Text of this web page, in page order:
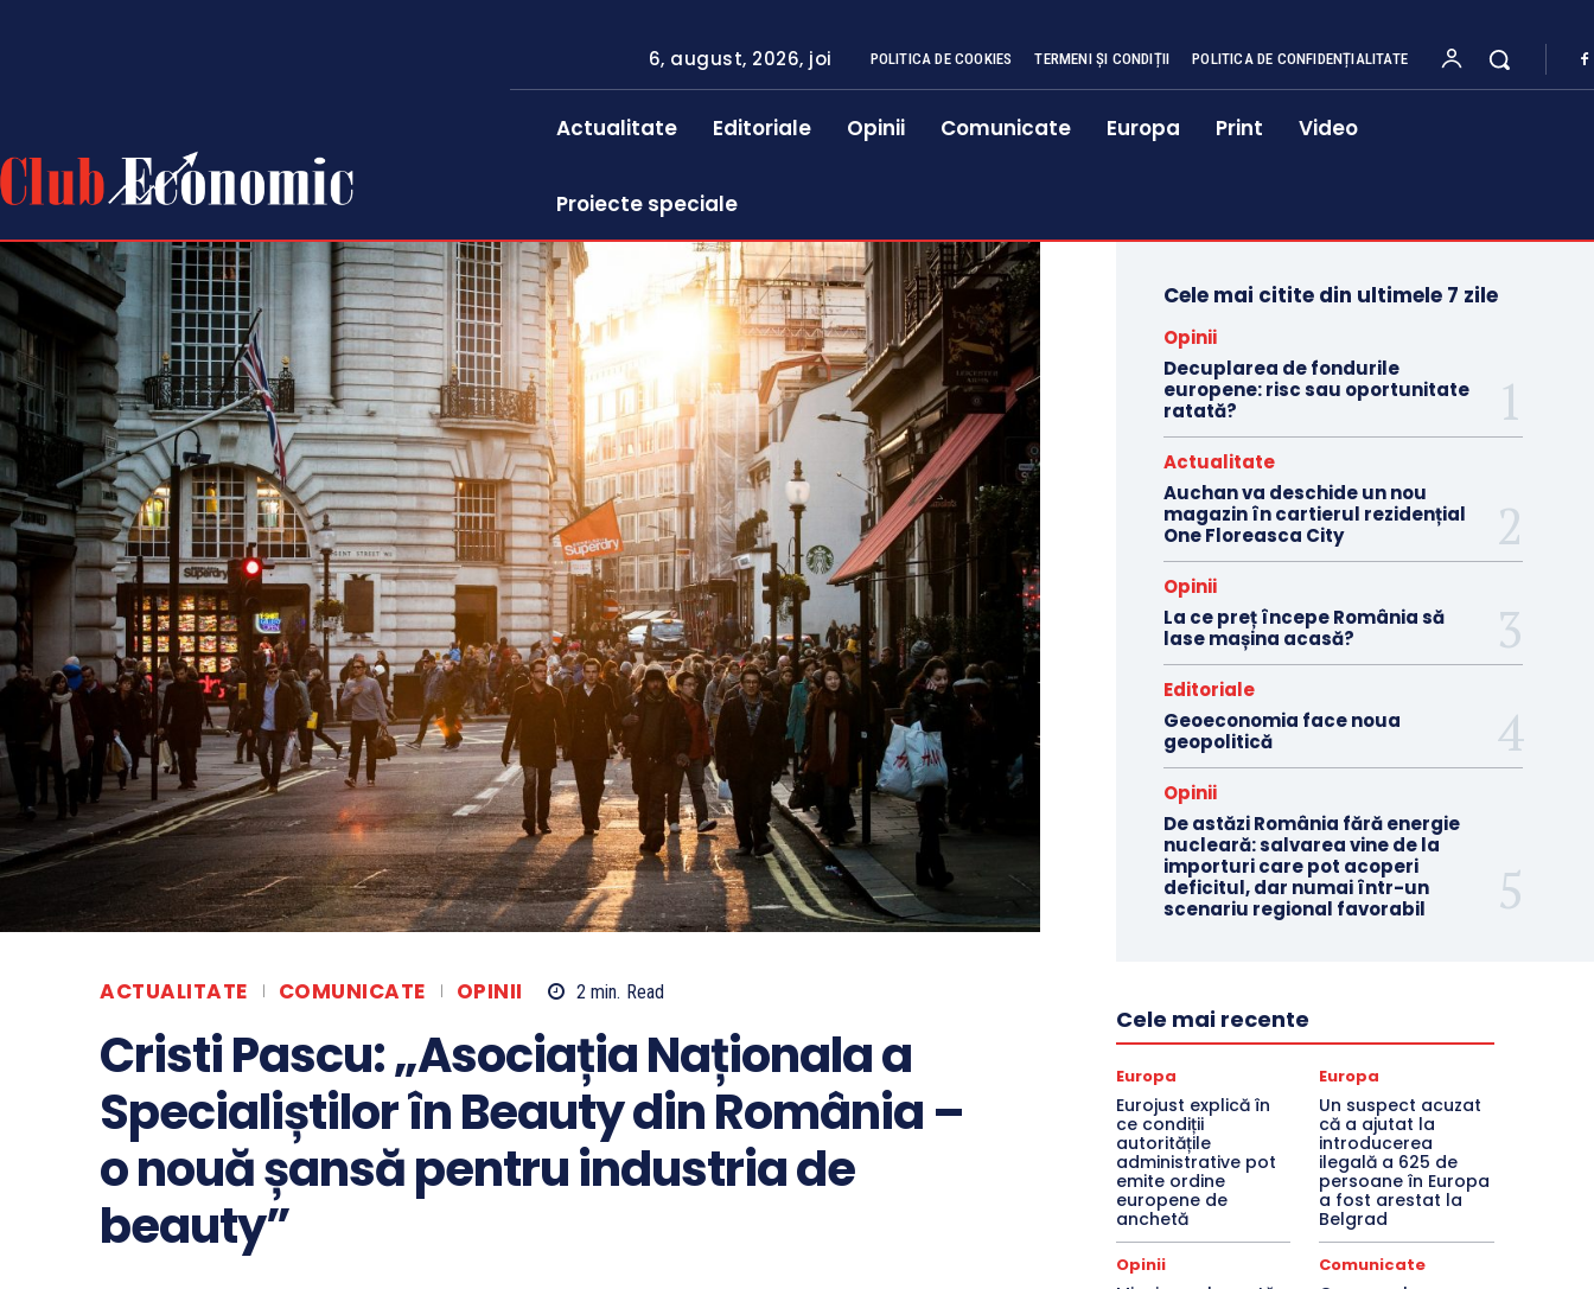
6, august, 2026, joi POLITICA DE COOKIES TERMENI ȘI CONDIȚII POLITICA DE CONFIDENȚIALITATE
Actualitate Editoriale Opinii Comunicate Europa Print Video
Proiecte speciale
ACTUALITATE COMUNICATE OPINII 2 min. Read
Cristi Pascu: „Asociația Naționala a
Specialiștilor în Beauty din România –
o nouă șansă pentru industria de
beauty”
Cele mai citite din ultimele 7 zile
Opinii
Decuplarea de fondurile
europene: risc sau oportunitate
ratată?
Actualitate
Auchan va deschide un nou
magazin în cartierul rezidențial
One Floreasca City
Opinii
La ce preț începe România să
lase mașina acasă?
Editoriale
Geoeconomia face noua
geopolitică
Opinii
De astăzi România fără energie
nucleară: salvarea vine de la
importuri care pot acoperi
deficitul, dar numai într-un
scenariu regional favorabil
Cele mai recente
Europa
Eurojust explică în
ce condiții
autoritățile
administrative pot
emite ordine
europene de
anchetă
Europa
Un suspect acuzat
că a ajutat la
introducerea
ilegală a 625 de
persoane în Europa
a fost arestat la
Belgrad
Opinii Comunicate